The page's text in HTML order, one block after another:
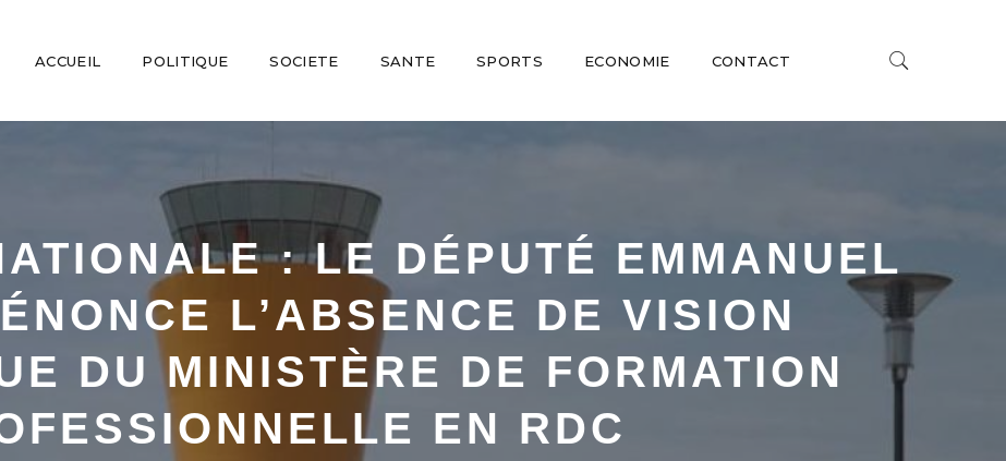
ACCUEIL POLITIQUE SOCIETE SANTE SPORTS ECONOMIE CONTACT
: LE DÉPUTÉ EMMANUEL
L’ABSENCE DE VISION
DU MINISTÈRE DE FORMATION
EN RDC